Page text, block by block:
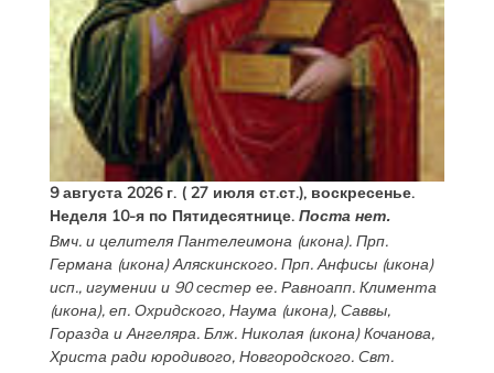
9 августа 2026 г. ( 27 июля ст.ст.), воскресенье.
Неделя 10-я по Пятидесятнице. Поста нет.
Вмч. и целителя Пантелеимона(икона). Прп.
Германа(икона) Аляскинского. Прп.Анфисы(икона)
исп., игумении и 90 сестер ее. Равноапп. Климента
(икона), еп. Охридского, Наума(икона), Саввы,
ГораздаиАнгеляра. Блж. Николая(икона) Кочанова,
Христа ради юродивого, Новгородского. Свт.